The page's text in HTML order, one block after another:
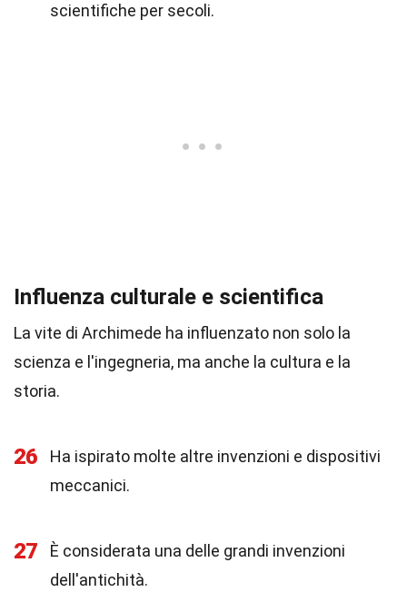
scientifiche per secoli.
Influenza culturale e scientifica
La vite di Archimede ha influenzato non solo la
scienza e l'ingegneria, ma anche la cultura e la
storia.
26
Ha ispirato molte altre invenzioni e dispositivi
meccanici.
27
È considerata una delle grandi invenzioni
dell'antichità.